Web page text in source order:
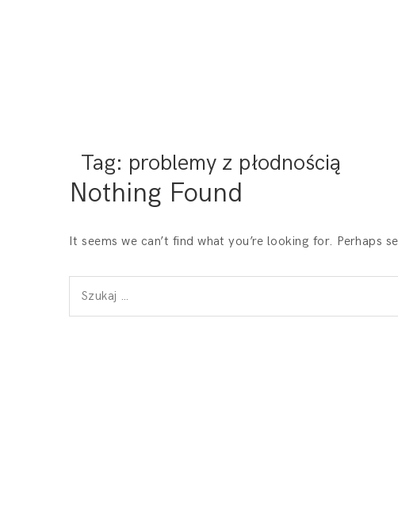
Tag: problemy z płodnością
Nothing Found
It seems we can’t find what you’re looking for. Perhaps